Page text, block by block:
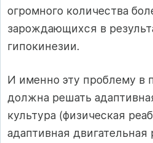
огромного количества
зарождающихся в
гипокинезии.
И именно эту проблему в
должна решать
культура (физическая
адаптивная двигательная